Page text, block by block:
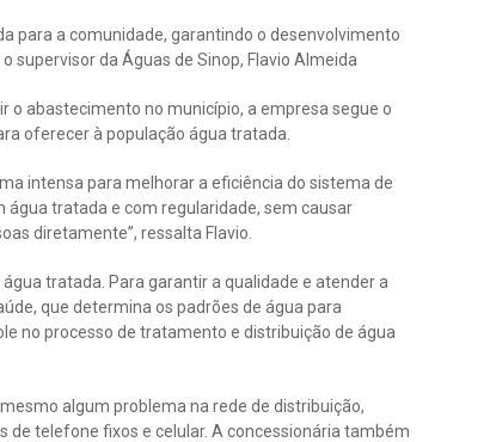
para a comunidade, garantindo o desenvolvimento
supervisor da Águas de Sinop, Flavio Almeida
o abastecimento no município, a empresa segue o
oferecer à população água tratada.
intensa para melhorar a eficiência do sistema de
tratada e com regularidade, sem causar
diretamente”, ressalta Flavio.
tratada. Para garantir a qualidade e atender a
que determina os padrões de água para
no processo de tratamento e distribuição de água
algum problema na rede de distribuição,
de telefone fixos e celular. A concessionária também